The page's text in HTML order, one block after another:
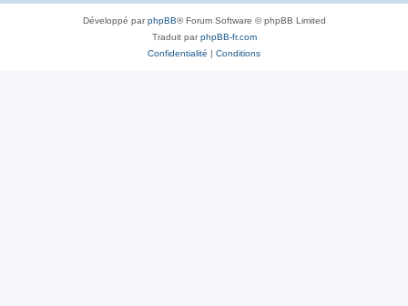
Développé parphpBB® Forum Software © phpBB Limited
Traduit parphpBB-fr.com
Confidentialité | Conditions